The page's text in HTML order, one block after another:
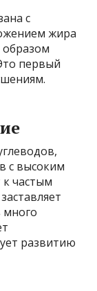
с
жира
первый
с высоким
частым
много
развитию